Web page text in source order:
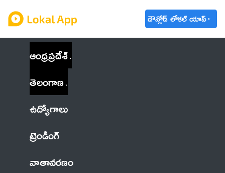
డౌన్లోడ్ లోకల్ యాప్
ఆంధ్రప్రదేశ్
తెలంగాణ
ఉద్యోగాలు
ట్రెండింగ్
వాతావరణం